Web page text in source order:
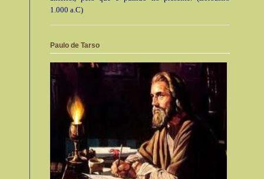
1.000 a.C)
Paulo de Tarso